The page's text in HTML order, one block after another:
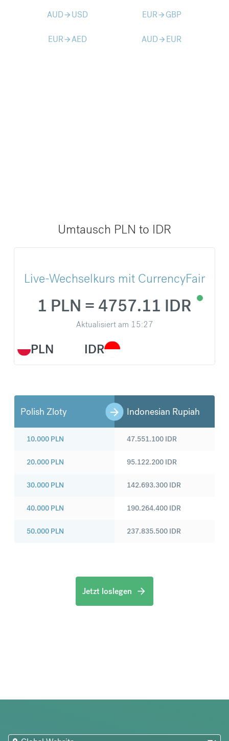
AUDarrow_forward USD EURarrow_forward GBP
EURarrow_forwardAED AUDarrow_forward EUR
Umtausch PLN to IDR
Live-Wechselkurs mit CurrencyFair
PLN
1 PLN = 4757.11 IDR
Aktualisiert am 15:27
IDR
Polish Zloty Indonesian Rupiah
10.000 PLN
20.000 PLN
30.000 PLN
40.000 PLN
50.000 PLN
47.551.100 IDR
95.122.200 IDR
142.693.300 IDR
190.264.400 IDR
237.835.500 IDR
Jetzt loslegen